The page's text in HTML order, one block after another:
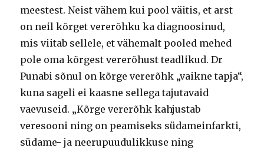
meestest. Neist vähem kui pool väitis, et arst
on neil kõrget vererõhku ka diagnoosinud,
mis viitab sellele, et vähemalt pooled mehed
pole oma kõrgest vererõhust teadlikud. Dr
Punabi sõnul on kõrge vererõhk „vaikne tapja“,
kuna sageli ei kaasne sellega tajutavaid
vaevuseid. „Kõrge vererõhk kahjustab
veresooni ning on peamiseks südameinfarkti,
südame- ja neerupuudulikkuse ning